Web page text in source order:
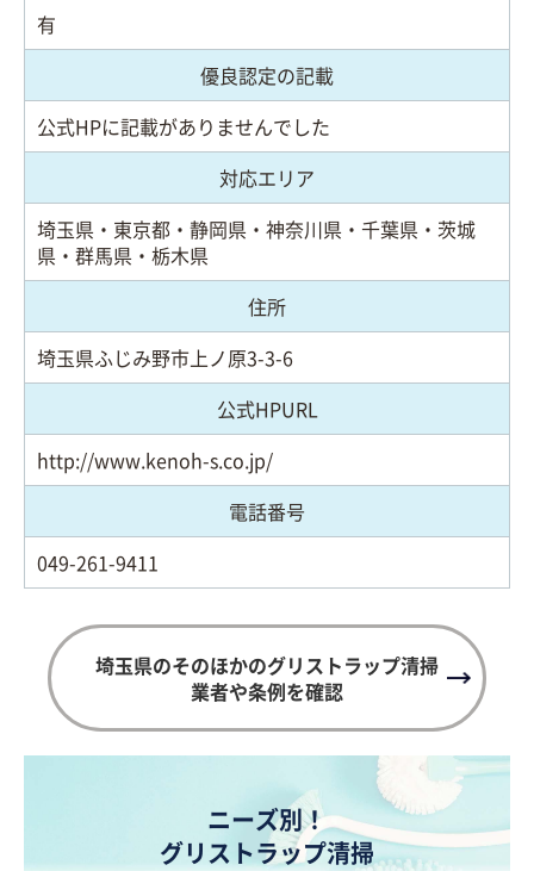
有
優良認定の記載
公式HPに記載がありませんでした
対応エリア
埼玉県・東京都・静岡県・神奈川県・千葉県・茨城
県・群馬県・栃木県
住所
埼玉県ふじみ野市上ノ原3-3-6
公式HPURL
http://www.kenoh-s.co.jp/
電話番号
049-261-9411
埼玉県のそのほかのグリストラップ清掃
業者や条例を確認
ニーズ別！
グリストラップ清掃